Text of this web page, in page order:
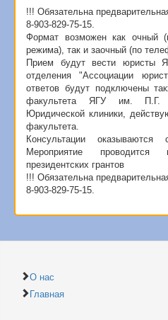
!!! Обязательна
8-903-829-75-15.
Формат возможен как очный
режима), так и заочный (по
Прием будут вести юристы
отделения "Ассоциации
ответов будут подключены
факультета ЯГУ им. П.Г.
Юридической клиники,
факультета.
Консультации оказываются
Мероприятие
президентских грантов
!!! Обязательна
8-903-829-75-15.
О нас
Главная